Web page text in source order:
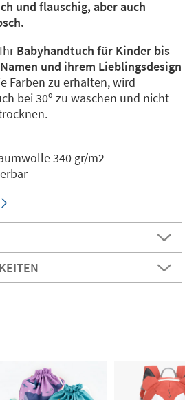
und flauschig, aber auch
Babyhandtuch für Kinder bis
und ihrem Lieblingsdesign
Farben zu erhalten, wird
bei 30º zu waschen und nicht
340 gr/m2